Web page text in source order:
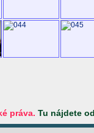
práva. Tu nájdete